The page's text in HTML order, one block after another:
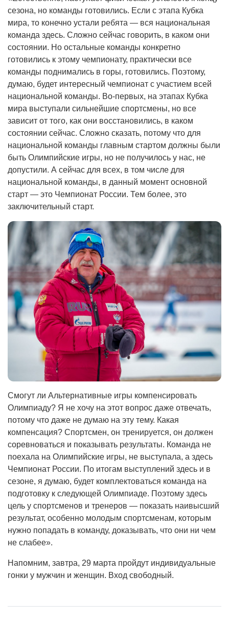
сезона, но команды готовились. Если с этапа Кубка
мира, то конечно устали ребята — вся национальная
команда здесь. Сложно сейчас говорить, в каком они
состоянии. Но остальные команды конкретно
готовились к этому чемпионату, практически все
команды поднимались в горы, готовились. Поэтому,
думаю, будет интересный чемпионат с участием всей
национальной команды. Во-первых, на этапах Кубка
мира выступали сильнейшие спортсмены, но все
зависит от того, как они восстановились, в каком
состоянии сейчас. Сложно сказать, потому что для
национальной команды главным стартом должны были
быть Олимпийские игры, но не получилось у нас, не
допустили. А сейчас для всех, в том числе для
национальной команды, в данный момент основной
старт — это Чемпионат России. Тем более, это
заключительный старт.
Смогут ли Альтернативные игры компенсировать
Олимпиаду? Я не хочу на этот вопрос даже отвечать,
потому что даже не думаю на эту тему. Какая
компенсация? Спортсмен, он тренируется, он должен
соревноваться и показывать результаты. Команда не
поехала на Олимпийские игры, не выступала, а здесь
Чемпионат России. По итогам выступлений здесь и в
сезоне, я думаю, будет комплектоваться команда на
подготовку к следующей Олимпиаде. Поэтому здесь
цель у спортсменов и тренеров — показать наивысший
результат, особенно молодым спортсменам, которым
нужно попадать в команду, доказывать, что они ни чем
не слабее».
Напомним, завтра, 29 марта пройдут индивидуальные
гонки у мужчин и женщин. Вход свободный.